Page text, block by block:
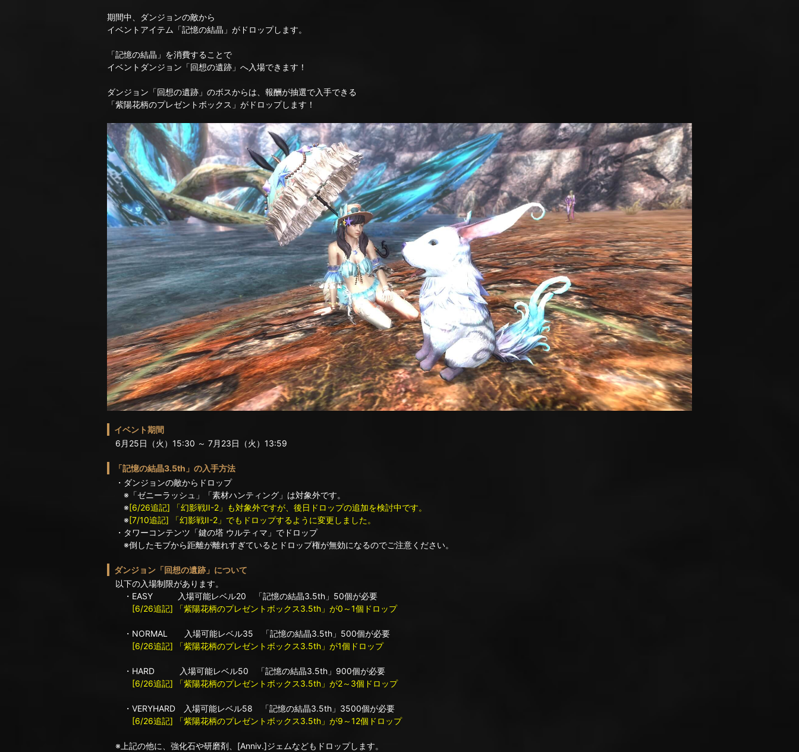
期間中、ダンジョンの敵から
イベントアイテム「記憶の結晶」がドロップします。
「記憶の結晶」を消費することで
イベントダンジョン「回想の遺跡」へ入場できます！
ダンジョン「回想の遺跡」のボスからは、報酬が抽選で入手できる
「紫陽花柄のプレゼントボックス」がドロップします！
イベント期間
6月25日（火）15:30 ～ 7月23日（火）13:59
「記憶の結晶3.5th」の入手方法
・ダンジョンの敵からドロップ
※「ゼニーラッシュ」「素材ハンティング」は対象外です。
※[6/26追記] 「幻影戦II-2」も対象外ですが、後日ドロップの追加を検討中です。
※[7/10追記] 「幻影戦II-2」でもドロップするように変更しました。
・タワーコンテンツ「鍵の塔 ウルティマ」でドロップ
※倒したモブから距離が離れすぎているとドロップ権が無効になるのでご注意ください。
ダンジョン「回想の遺跡」について
以下の入場制限があります。
・EASY 入場可能レベル20 「記憶の結晶3.5th」50個が必要
[6/26追記] 「紫陽花柄のプレゼントボックス3.5th」が0～1個ドロップ
・NORMAL 入場可能レベル35 「記憶の結晶3.5th」500個が必要
[6/26追記] 「紫陽花柄のプレゼントボックス3.5th」が1個ドロップ
・HARD 入場可能レベル50 「記憶の結晶3.5th」900個が必要
[6/26追記] 「紫陽花柄のプレゼントボックス3.5th」が2～3個ドロップ
・VERYHARD 入場可能レベル58 「記憶の結晶3.5th」3500個が必要
[6/26追記] 「紫陽花柄のプレゼントボックス3.5th」が9～12個ドロップ
※上記の他に、強化石や研磨剤、[Anniv.]ジェムなどもドロップします。